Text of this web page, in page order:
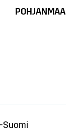
POHJANMAA
Suomi